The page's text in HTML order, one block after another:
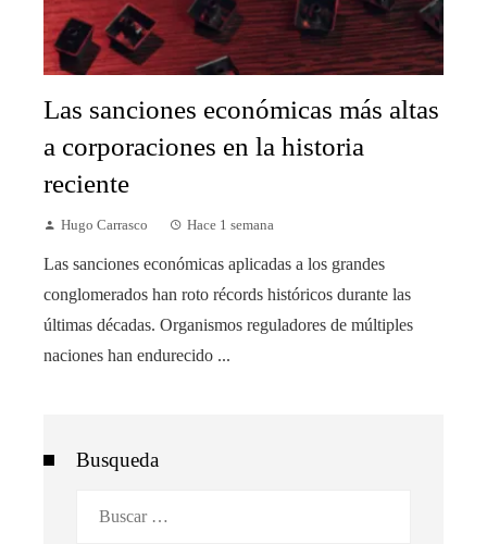
Las sanciones económicas más altas
a corporaciones en la historia
reciente
Hugo Carrasco Hace 1 semana
Las sanciones económicas aplicadas a los grandes
conglomerados han roto récords históricos durante las
últimas décadas. Organismos reguladores de múltiples
naciones han endurecido ...
Busqueda